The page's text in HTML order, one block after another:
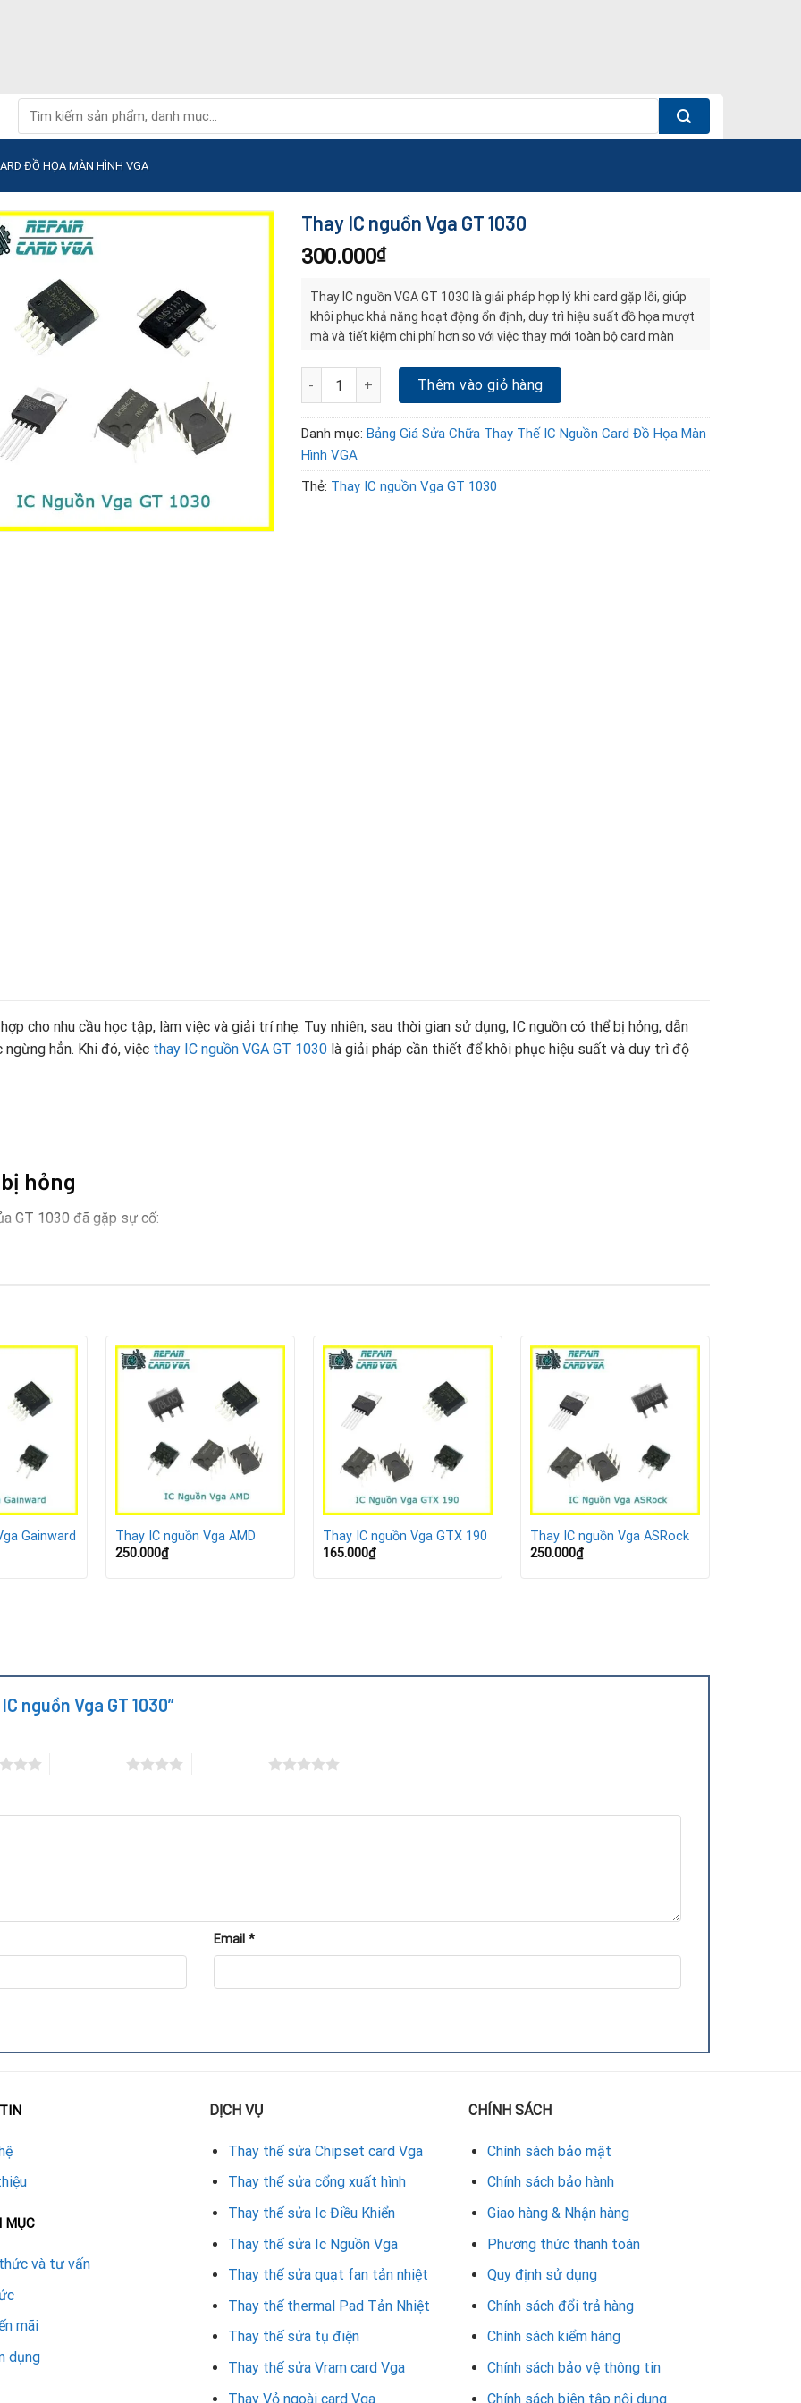
kiếm:
ĐỒ HỌA MÀN HÌNH VGA
Thay IC nguồn Vga GT 1030
300.000₫
Thay IC nguồn VGA GT 1030 là giải pháp hợp lý khi card gặp lỗi, giúp
khôi phục khả năng hoạt động ổn định, duy trì hiệu suất đồ họa mượt
mà và tiết kiệm chi phí hơn so với việc thay mới toàn bộ card màn
Thay IC nguồn Vga GT 1030 số lượng
Thêm vào giỏ hàng
Danh mục: Bảng Giá Sửa Chữa Thay Thế IC Nguồn Card Đồ Họa Màn
Hình VGA
Thẻ: Thay IC nguồn Vga GT 1030
cho nhu cầu học tập, làm việc và giải trí nhẹ. Tuy nhiên, sau thời gian sử dụng, IC nguồn có thể bị hỏng, dẫn
hẳn. Khi đó, việc thay IC nguồn VGA GT 1030 là giải pháp cần thiết để khôi phục hiệu suất và duy trì độ
bị hỏng
GT 1030 đã gặp sự cố:
đen khi khởi động.
tín hiệu hình ảnh.
hiệu cháy nổ.
đi kiểm tra và khắc phục kịp thời.
GT 1030, phổ biến nhất là:
chất lượng.
nóng.
có tay nghề cao và dụng cụ chuyên dụng. Các bước cơ bản gồm:
nguồn.
Gainward
Thay IC nguồn Vga AMD
250.000₫
Thay IC nguồn Vga GTX 190
165.000₫
Thay IC nguồn Vga ASRock
250.000₫
nguồn Vga GT 1030”
Email *
MỤC
và tư vấn
mãi
dụng
DỊCH VỤ
Thay thế sửa Chipset card Vga
Thay thế sửa cổng xuất hình
Thay thế sửa Ic Điều Khiển
Thay thế sửa Ic Nguồn Vga
Thay thế sửa quạt fan tản nhiệt
Thay thế thermal Pad Tản Nhiệt
Thay thế sửa tụ điện
Thay thế sửa Vram card Vga
Thay Vỏ ngoài card Vga
CHÍNH SÁCH
Chính sách bảo mật
Chính sách bảo hành
Giao hàng & Nhận hàng
Phương thức thanh toán
Quy định sử dụng
Chính sách đổi trả hàng
Chính sách kiểm hàng
Chính sách bảo vệ thông tin
Chính sách biên tập nội dung